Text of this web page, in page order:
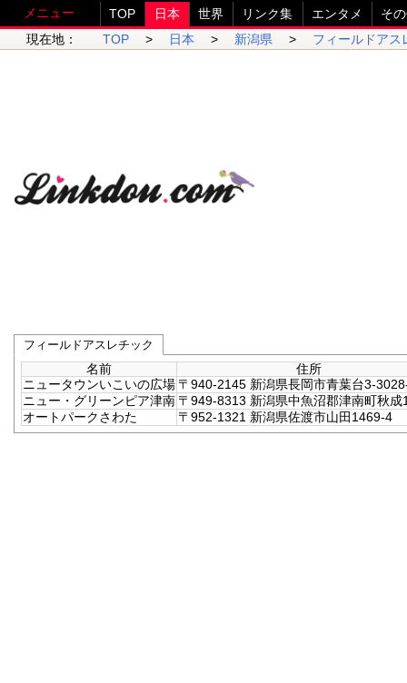
メニュー TOP 日本 世界 リンク集 エンタメ
そ
現在地：
TOP > 日本 > 新潟県 > フィールドアス
フィールドアスレチック
名前
住所
ニュータウンいこいの広場 〒940-2145 新潟県長岡市青葉台3-
ニュー・グリーンピア津南 〒949-8313 新潟県中魚沼郡津南町秋成
オートパークさわた
〒952-1321 新潟県佐渡市山田1469-4